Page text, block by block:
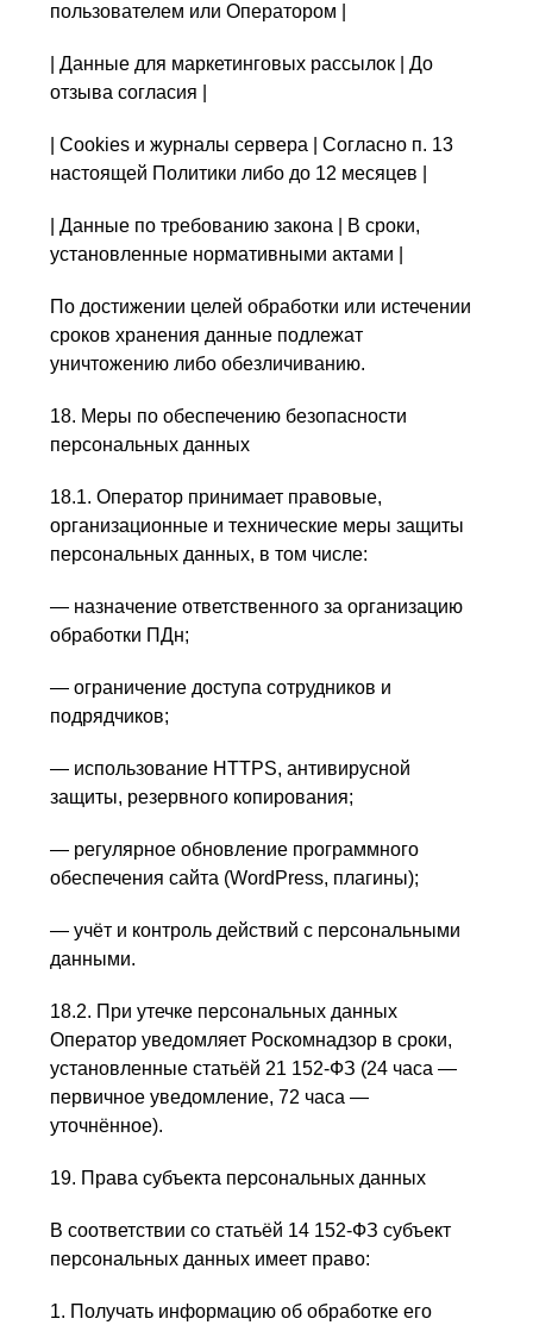
пользователем или Оператором |
| Данные для маркетинговых рассылок | До
отзыва согласия |
| Cookies и журналы сервера | Согласно п. 13
настоящей Политики либо до 12 месяцев |
| Данные по требованию закона | В сроки,
установленные нормативными актами |
По достижении целей обработки или истечении
сроков хранения данные подлежат
уничтожению либо обезличиванию.
18. Меры по обеспечению безопасности
персональных данных
18.1. Оператор принимает правовые,
организационные и технические меры защиты
персональных данных, в том числе:
— назначение ответственного за организацию
обработки ПДн;
— ограничение доступа сотрудников и
подрядчиков;
— использование HTTPS, антивирусной
защиты, резервного копирования;
— регулярное обновление программного
обеспечения сайта (WordPress, плагины);
— учёт и контроль действий с персональными
данными.
18.2. При утечке персональных данных
Оператор уведомляет Роскомнадзор в сроки,
установленные статьёй 21 152-ФЗ (24 часа —
первичное уведомление, 72 часа —
уточнённое).
19. Права субъекта персональных данных
В соответствии со статьёй 14 152-ФЗ субъект
персональных данных имеет право:
1. Получать информацию об обработке его